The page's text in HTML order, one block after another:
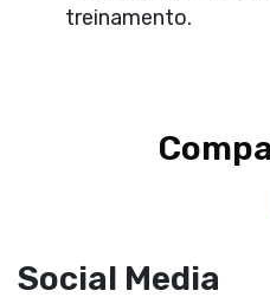
treinamento.
Social Media